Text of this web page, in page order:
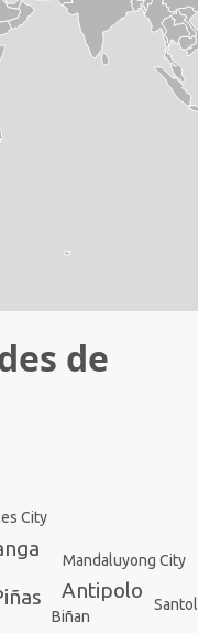
de
Antipolo
Mandaluyong City
Biñan
City
Santol